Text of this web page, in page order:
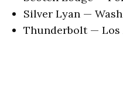
Silver Lyan —
Thunderbolt — Los